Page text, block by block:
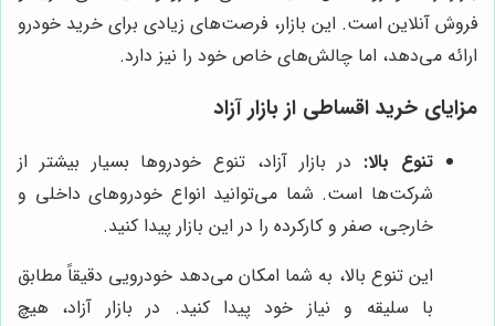
فروش آنلاین است. این بازار، فرصت‌های زیادی برای خرید خودرو
ارائه می‌دهد، اما چالش‌های خاص خود را نیز دارد.
مزایای خرید اقساطی از بازار آزاد
تنوع بالا: در بازار آزاد، تنوع خودروها بسیار بیشتر از
شرکت‌ها است. شما می‌توانید انواع خودروهای داخلی و
خارجی، صفر و کارکرده را در این بازار پیدا کنید.
این تنوع بالا، به شما امکان می‌دهد خودرویی دقیقاً مطابق
با سلیقه و نیاز خود پیدا کنید. در بازار آزاد، هیچ